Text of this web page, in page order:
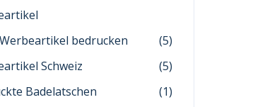
bedrucken
(5)
Schweiz
(5)
Badelatschen
(1)